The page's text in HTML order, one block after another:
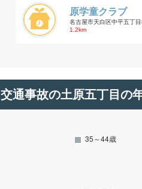
原学童クラブ
名古屋市天白区中平五丁
1.2km
交通事故の土原五丁目の